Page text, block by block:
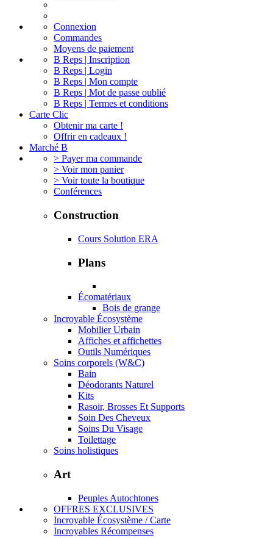
Connexion
Commandes
Moyens de paiement
B Reps | Inscription
B Reps | Login
B Reps | Mon compte
B Reps | Mot de passe oublié
B Reps | Termes et conditions
Carte Clic
Obtenir ma carte !
Offrir en cadeaux !
Marché B
> Payer ma commande
> Voir mon panier
> Voir toute la boutique
Conférences
Construction
Cours Solution ERA
Plans
Écomatériaux
Bois de grange
Incroyable Écosystème
Mobilier Urbain
Affiches et affichettes
Outils Numériques
Soins corporels (W&C)
Bain
Déodorants Naturel
Kits
Rasoir, Brosses Et Supports
Soin Des Cheveux
Soins Du Visage
Toilettage
Soins holistiques
Art
Peuples Autochtones
OFFRES EXCLUSIVES
Incroyable Écosystème / Carte
Incroyables Récompenses